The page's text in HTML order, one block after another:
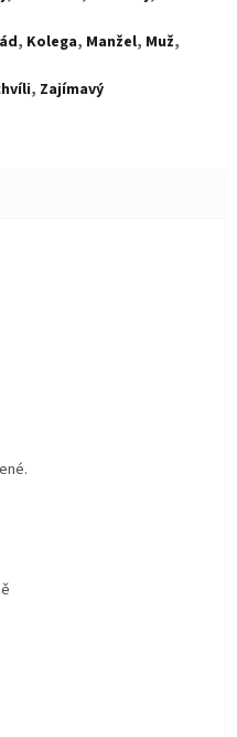
, Kolega, Manžel, Muž,
, Zajímavý
5 z 5 hvězdiček.
5 z 5 hvězdiček.
5 z 5 hvězdiček.
5 z 5 hvězdiček.